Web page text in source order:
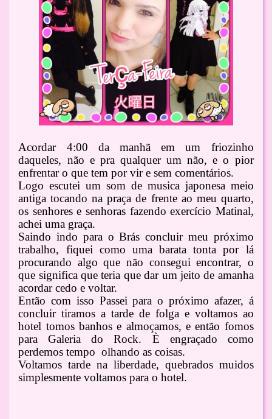
Acordar 4:00 da manhã em um friozinho
daqueles, não e pra qualquer um não, e o pior
enfrentar o que tem por vir e sem comentários.
Logo escutei um som de musica japonesa meio
antiga tocando na praça de frente ao meu quarto,
os senhores e senhoras fazendo exercício Matinal,
achei uma graça.
Saindo indo para o Brás concluir meu próximo
trabalho, fiquei como uma barata tonta por lá
procurando algo que não consegui encontrar, o
que significa que teria que dar um jeito de amanha
acordar cedo e voltar.
Então com isso Passei para o próximo afazer, á
concluir tiramos a tarde de folga e voltamos ao
hotel tomos banhos e almoçamos, e então fomos
para Galeria do Rock. È engraçado como
perdemos tempo olhando as coisas.
Voltamos tarde na liberdade, quebrados muidos
simplesmente voltamos para o hotel.